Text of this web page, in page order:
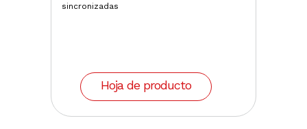
sincronizadas
Hoja de producto